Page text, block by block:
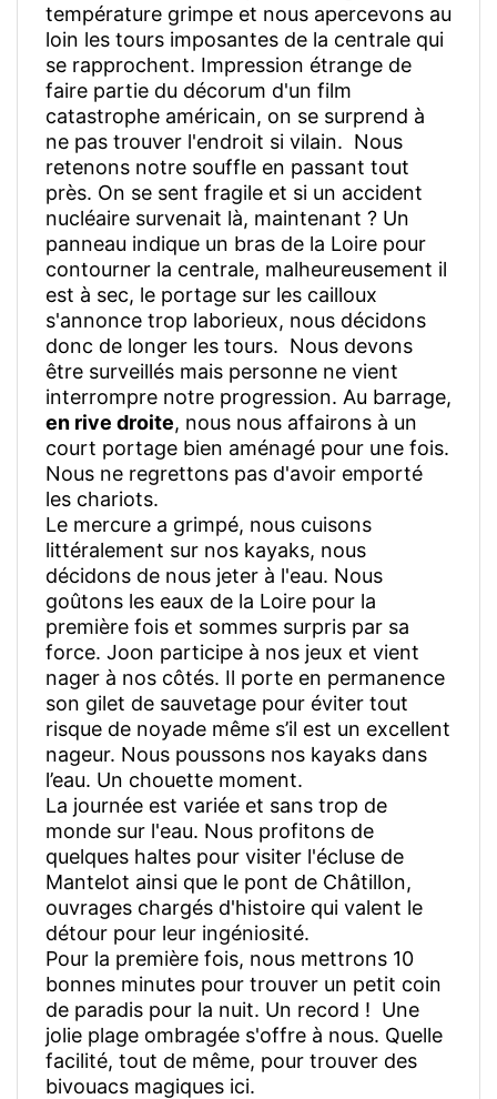
température grimpe et nous apercevons au
loin les tours imposantes de la centrale qui
se rapprochent. Impression étrange de
faire partie du décorum d'un film
catastrophe américain, on se surprend à
ne pas trouver l'endroit si vilain. Nous
retenons notre souffle en passant tout
près. On se sent fragile et si un accident
nucléaire survenait là, maintenant ? Un
panneau indique un bras de la Loire pour
contourner la centrale, malheureusement il
est à sec, le portage sur les cailloux
s'annonce trop laborieux, nous décidons
donc de longer les tours. Nous devons
être surveillés mais personne ne vient
interrompre notre progression. Au barrage,
en rive droite, nous nous affairons à un
court portage bien aménagé pour une fois.
Nous ne regrettons pas d'avoir emporté
les chariots.
Le mercure a grimpé, nous cuisons
littéralement sur nos kayaks, nous
décidons de nous jeter à l'eau. Nous
goûtons les eaux de la Loire pour la
première fois et sommes surpris par sa
force. Joon participe à nos jeux et vient
nager à nos côtés. Il porte en permanence
son gilet de sauvetage pour éviter tout
risque de noyade même s’il est un excellent
nageur. Nous poussons nos kayaks dans
l’eau. Un chouette moment.
La journée est variée et sans trop de
monde sur l'eau. Nous profitons de
quelques haltes pour visiter l'écluse de
Mantelot ainsi que le pont de Châtillon,
ouvrages chargés d'histoire qui valent le
détour pour leur ingéniosité.
Pour la première fois, nous mettrons 10
bonnes minutes pour trouver un petit coin
de paradis pour la nuit. Un record ! Une
jolie plage ombragée s'offre à nous. Quelle
facilité, tout de même, pour trouver des
bivouacs magiques ici.